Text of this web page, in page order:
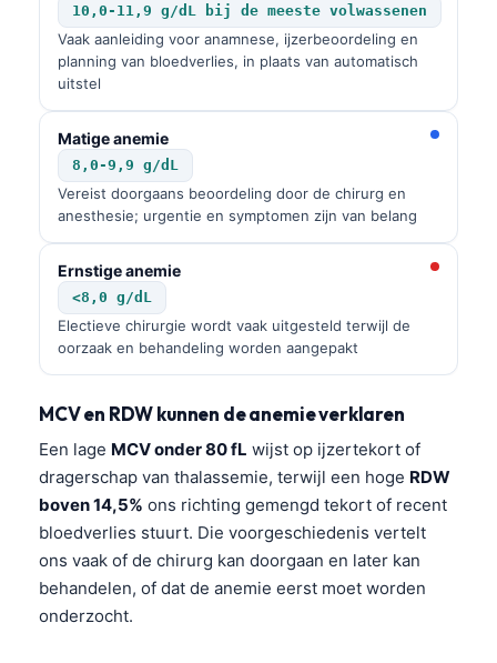
10,0-11,9 g/dL bij de meeste volwassenen
Vaak aanleiding voor anamnese, ijzerbeoordeling en
planning van bloedverlies, in plaats van automatisch
uitstel
Matige anemie
8,0-9,9 g/dL
Vereist doorgaans beoordeling door de chirurg en
anesthesie; urgentie en symptomen zijn van belang
Ernstige anemie
<8,0 g/dL
Electieve chirurgie wordt vaak uitgesteld terwijl de
oorzaak en behandeling worden aangepakt
MCV en RDW kunnen de anemie verklaren
Een lage MCV onder 80 fL wijst op ijzertekort of
dragerschap van thalassemie, terwijl een hoge RDW
boven 14,5% ons richting gemengd tekort of recent
bloedverlies stuurt. Die voorgeschiedenis vertelt
ons vaak of de chirurg kan doorgaan en later kan
behandelen, of dat de anemie eerst moet worden
onderzocht.